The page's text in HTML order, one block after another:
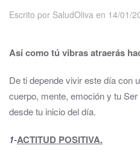
Escrito por SaludOliva en 14/01/
Así como tú vibras atraerás
De ti depende vivir este día con
cuerpo, mente, emoción y tu
desde tu inicio del día.
1-ACTITUD POSITIVA.